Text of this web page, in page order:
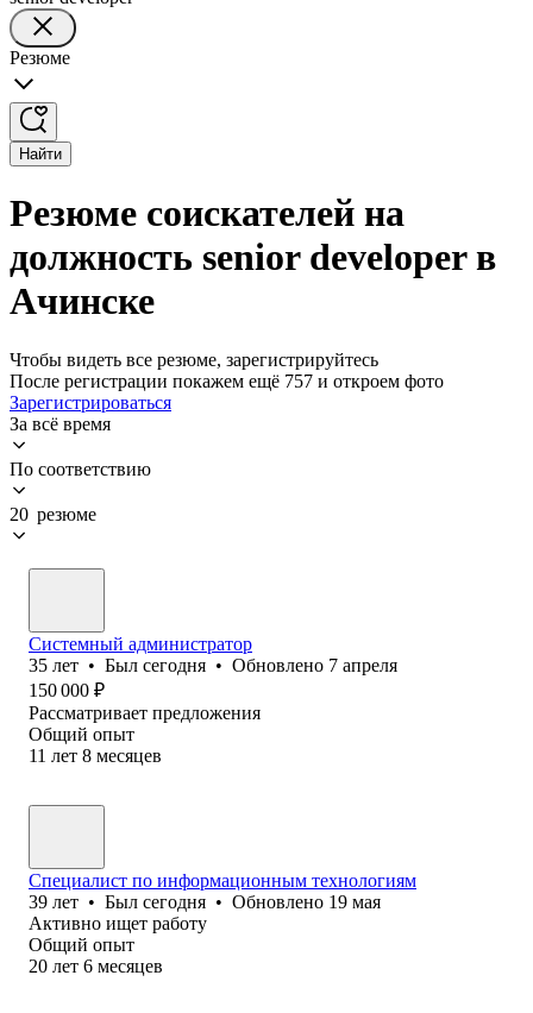
Резюме
Найти
Резюме соискателей на
должность senior developer в
Ачинске
Чтобы видеть все резюме, зарегистрируйтесь
После регистрации покажем ещё 757 и откроем фото
Зарегистрироваться
За всё время
По соответствию
20 резюме
Системный администратор
35 лет • Был сегодня • Обновлено 7 апреля
150 000 ₽
Рассматривает предложения
Общий опыт
11 лет 8 месяцев
Специалист по информационным технологиям
39 лет • Был сегодня • Обновлено 19 мая
Активно ищет работу
Общий опыт
20 лет 6 месяцев